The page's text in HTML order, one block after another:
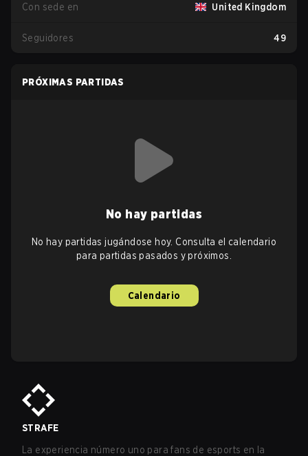
Con sede en United Kingdom
Seguidores 49
PRÓXIMAS PARTIDAS
No hay partidas
No hay partidas jugándose hoy. Consulta el calendario
para partidas pasados y próximos.
Calendario
STRAFE
La experiencia número uno para fans de esports en la